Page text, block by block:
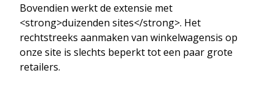
Bovendien werkt de extensie met
<strong>duizenden sites</strong>. Het
rechtstreeks aanmaken van winkelwagensis op
onze site is slechts beperkt tot een paar grote
retailers.